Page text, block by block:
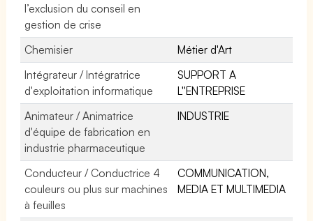
l’exclusion du conseil en
gestion de crise
Chemisier
Métier d'Art
Intégrateur / Intégratrice
d'exploitation informatique
SUPPORT A
L''ENTREPRISE
Animateur / Animatrice
d'équipe de fabrication en
industrie pharmaceutique
INDUSTRIE
Conducteur / Conductrice 4
couleurs ou plus sur machines
à feuilles
COMMUNICATION,
MEDIA ET MULTIMEDIA